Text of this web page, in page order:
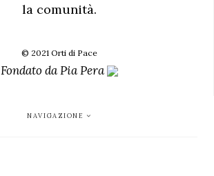
la comunità.
© 2021 Orti di Pace
Fondato daPia Pera
NAVIGAZIONE